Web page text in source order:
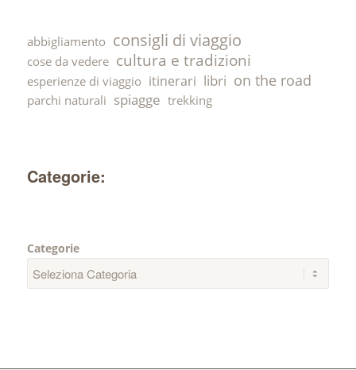
abbigliamento consigli di viaggio
cose da vedere cultura e tradizioni
esperienze di viaggio itinerari libri on the road
parchi naturali spiagge trekking
Categorie:
Categorie